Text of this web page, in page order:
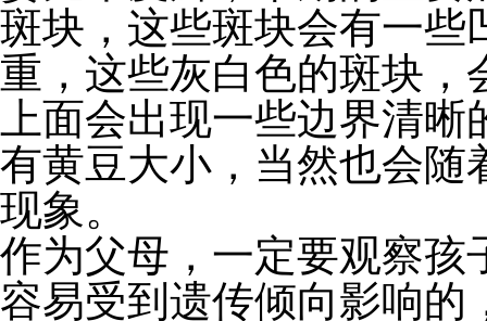
斑块，这些斑块会有一些
重，这些灰白色的斑块，
上面会出现一些边界清
有黄豆大小，当然也会随
现象。
作为父母，一定要观察孩
容易受到遗传倾向影响的